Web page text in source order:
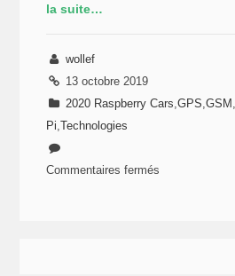
la suite…
wollef
13 octobre 2019
2020 Raspberry Cars ,GPS ,GSM
Pi ,Technologies
Commentaires fermés